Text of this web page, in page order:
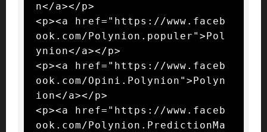
n</a></p>
<p><a href="https://www.faceb
ook.com/Polynion.populer">Pol
ynion</a></p>
<p><a href="https://www.faceb
ook.com/Opini.Polynion">Polyn
ion</a></p>
<p><a href="https://www.faceb
ook.com/Polynion.PredictionMa